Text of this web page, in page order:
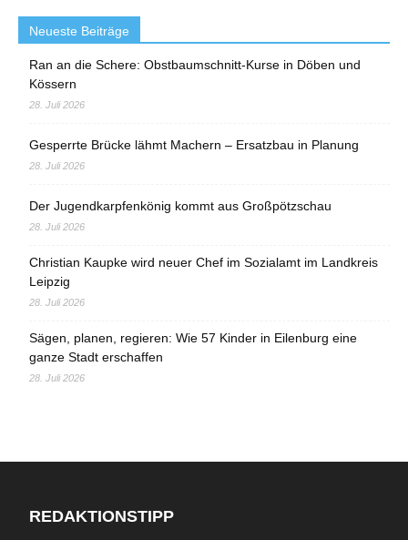
Neueste Beiträge
Ran an die Schere: Obstbaumschnitt-Kurse in Döben und
Kössern
28. Juli 2026
Gesperrte Brücke lähmt Machern – Ersatzbau in Planung
28. Juli 2026
Der Jugendkarpfenkönig kommt aus Großpötzschau
28. Juli 2026
Christian Kaupke wird neuer Chef im Sozialamt im Landkreis
Leipzig
28. Juli 2026
Sägen, planen, regieren: Wie 57 Kinder in Eilenburg eine
ganze Stadt erschaffen
28. Juli 2026
REDAKTIONSTIPP